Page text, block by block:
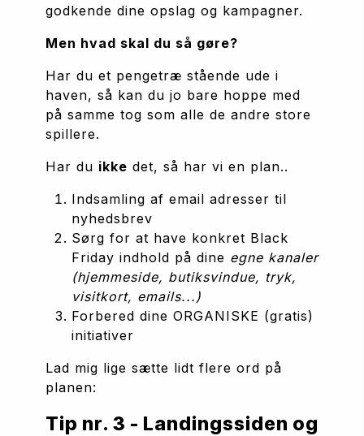
godkende dine opslag og kampagner.
Men hvad skal du så gøre?
Har du et pengetræ stående ude i
haven, så kan du jo bare hoppe med
på samme tog som alle de andre store
spillere.
Har du ikke det, så har vi en plan..
Indsamling af email adresser til
nyhedsbrev
Sørg for at have konkret Black
Friday indhold på dine egne kanaler
(hjemmeside, butiksvindue, tryk,
visitkort, emails...)
Forbered dine ORGANISKE (gratis)
initiativer
Lad mig lige sætte lidt flere ord på
planen:
Tip nr. 3 - Landingssiden og